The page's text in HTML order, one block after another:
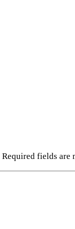
Required fields are